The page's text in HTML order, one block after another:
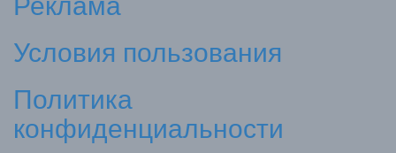
Условия пользования
Политика
конфиденциальности